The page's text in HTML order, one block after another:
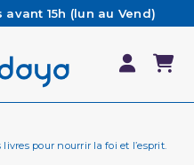
15h (lun au Vend)
le jour même
notre FAQ
de 65€ d'achat*
pour nourrir la foi et l’esprit.